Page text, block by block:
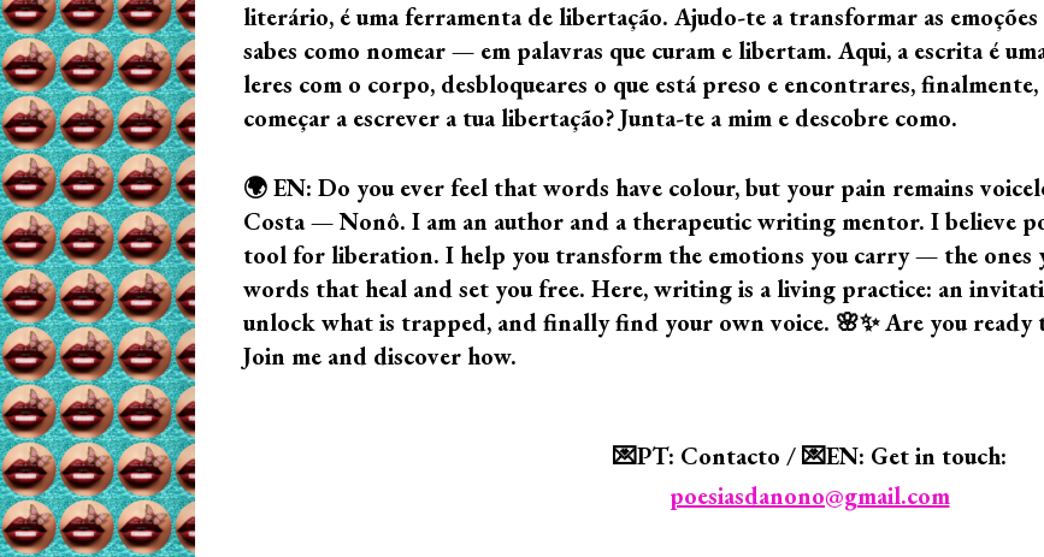
literário, é uma ferramenta de libertação. Ajudo-te a transformar as
sabes como nomear — em palavras que curam e libertam. Aqui, a escrita é
leres com o corpo, desbloqueares o que está preso e encontrares,
começar a escrever a tua libertação? Junta-te a mim e descobre como.
🌍 EN: Do you ever feel that words have colour, but your pain remains
Costa — Nonô. I am an author and a therapeutic writing mentor. I believe
tool for liberation. I help you transform the emotions you carry — the ones
words that heal and set you free. Here, writing is a living practice: an
unlock what is trapped, and finally find your own voice. 🌸✨ Are you
Join me and discover how.
💌PT: Contacto / 💌EN: Get in touch:
poesiasdanono@gmail.com